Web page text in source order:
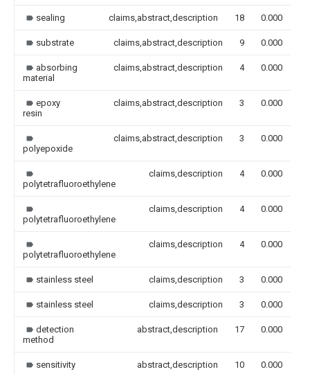
sealing claims,abstract,description 18 0.000
substrate claims,abstract,description 9 0.000
absorbing
material
claims,abstract,description 4 0.000
epoxy
resin
claims,abstract,description 3 0.000
polyepoxide
claims,abstract,description 3 0.000
polytetrafluoroethylene
claims,description 4 0.000
polytetrafluoroethylene
claims,description 4 0.000
polytetrafluoroethylene
claims,description 4 0.000
stainless steel claims,description 3 0.000
stainless steel claims,description 3 0.000
detection
method
abstract,description 17 0.000
sensitivity abstract,description 10 0.000